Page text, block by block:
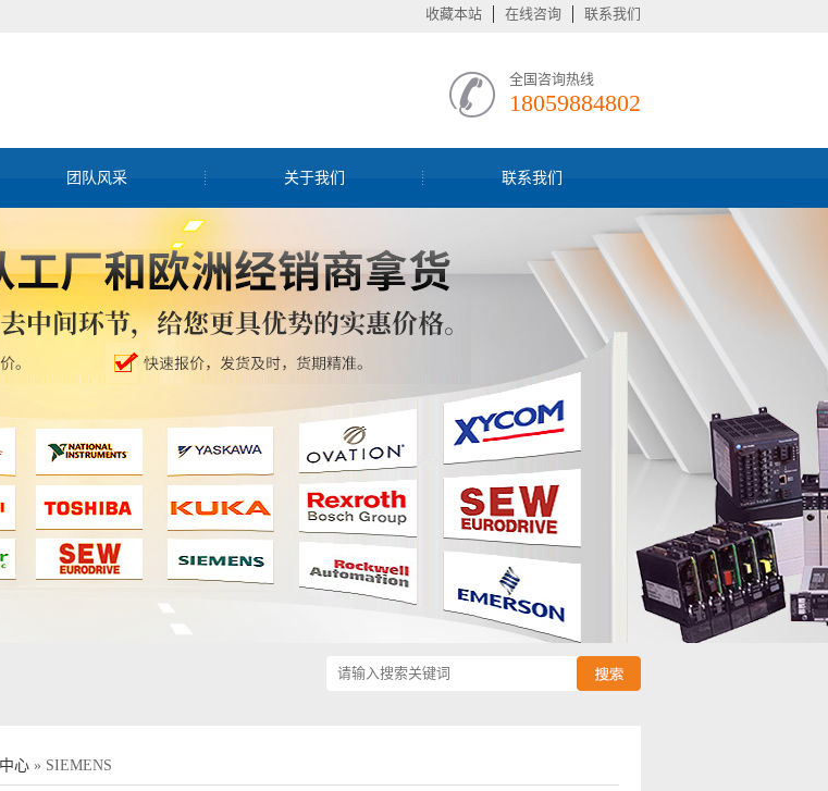
收藏本站 在线咨询 联系我们
全国咨询热线
18059884802
团队风采 关于我们 联系我们
心 » SIEMENS